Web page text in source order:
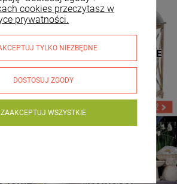
LATARNIE METALOWE
cookies przeczytasz w
prywatności.
TYLKO NIEZBĘDNE
DOSTOSUJ ZGODY
ZAAKCEPTUJ WSZYSTKIE